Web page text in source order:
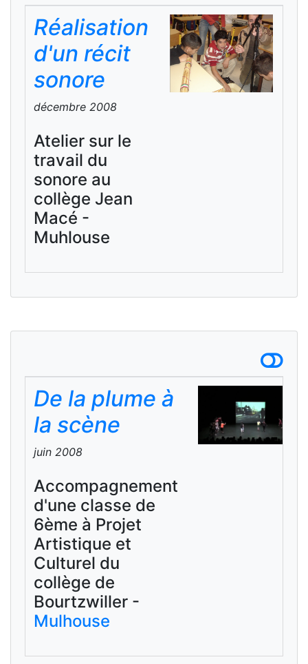
Réalisation
d'un récit
sonore
décembre 2008
Atelier sur le
travail du
sonore au
collège Jean
Macé -
Muhlouse
De la plume à
la scène
juin 2008
Accompagnement
d'une classe de
6ème à Projet
Artistique et
Culturel du
collège de
Bourtzwiller -
Mulhouse